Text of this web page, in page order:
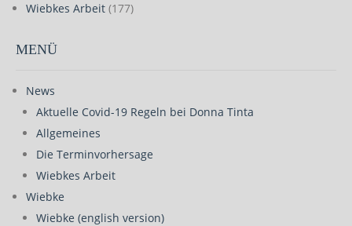
Wiebkes Arbeit (177)
MENÜ
News
Aktuelle Covid-19 Regeln bei Donna Tinta
Allgemeines
Die Terminvorhersage
Wiebkes Arbeit
Wiebke
Wiebke (english version)